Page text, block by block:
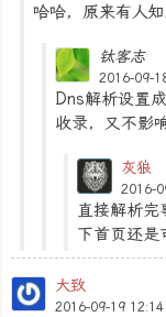
哈哈，原来有人
钛客志
2016-09-
Dns解析设置
收录，又不影
灰狼
2016-
直接解析
下首页还是
大致
2016-09-19 12:14